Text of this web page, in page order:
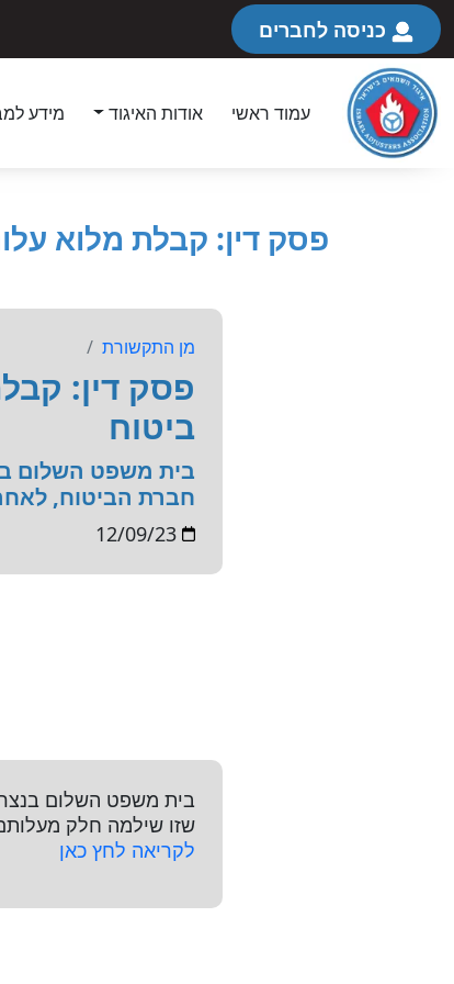
כניסה לחברים
עמוד ראשי אודות האיגוד מידע
פסק דין: קבלת מלוא
מן התקשורת
פסק דין:
ביטוח
בית משפט השלום
חברת הביטוח,
12/09/23
בית משפט השלום
שזו שילמה חלק
לקריאה לחץ כאן